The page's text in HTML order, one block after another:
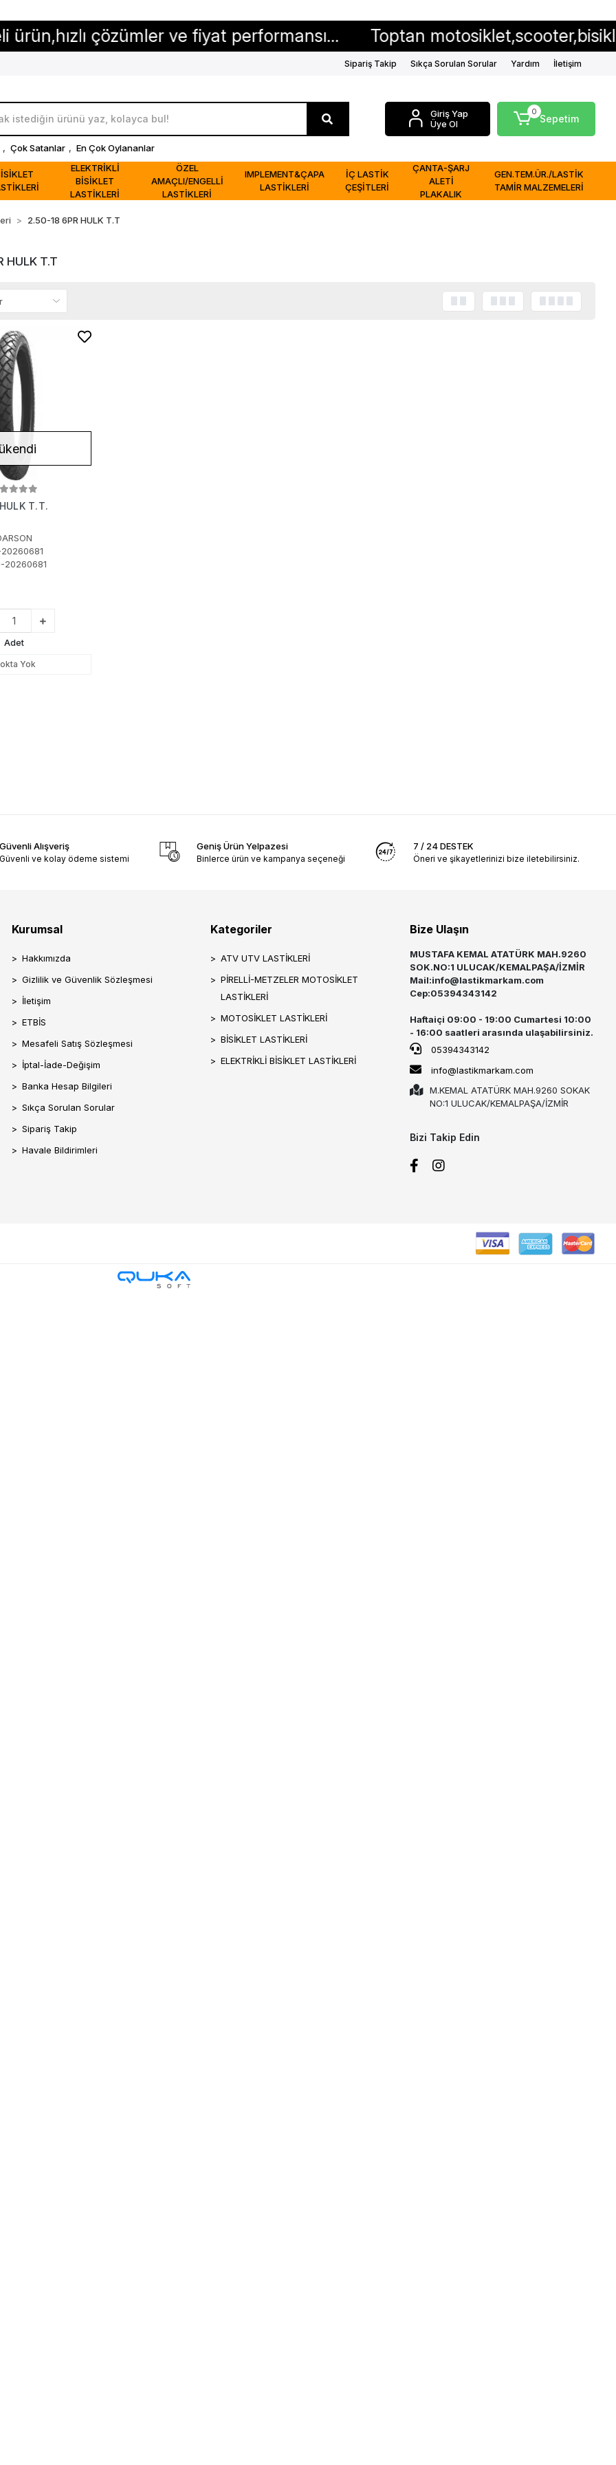
çözümler ve fiyat performansı... Toptan motosiklet,scooter,bisiklet iç
Sipariş Takip Sıkça Sorulan Sorular Yardım İletişim
, Çok Satanlar , En Çok Oylananlar
Giriş Yap
Üye Ol
0
Sepetim
ELEKTRİKLİ
BİSİKLET
LASTİKLERİ
ÖZEL
AMAÇLI/ENGELLİ
LASTİKLERİ
IMPLEMENT&ÇAPA
LASTİKLERİ
İÇ LASTİK
ÇEŞİTLERİ
ÇANTA-ŞARJ
ALETİ
PLAKALIK
GEN.TEM.ÜR./LASTİK
TAMİR MALZEMELERİ
2.50-18 6PR HULK T.T
HULK T.T
Stokta Yok
T.T.
20260681
Adet
Yok
Güvenli Alışveriş
Güvenli ve kolay ödeme sistemi
Geniş Ürün Yelpazesi
Binlerce ürün ve kampanya seçeneği
7 / 24 DESTEK
Öneri ve şikayetlerinizi bize iletebilirsiniz.
Kurumsal
Hakkımızda
Gizlilik ve Güvenlik Sözleşmesi
İletişim
ETBİS
Mesafeli Satış Sözleşmesi
İptal-İade-Değişim
Banka Hesap Bilgileri
Sıkça Sorulan Sorular
Sipariş Takip
Havale Bildirimleri
Kategoriler
ATV UTV LASTİKLERİ
PİRELLİ-METZELER MOTOSİKLET
LASTİKLERİ
MOTOSİKLET LASTİKLERİ
BİSİKLET LASTİKLERİ
ELEKTRİKLİ BİSİKLET LASTİKLERİ
Bize Ulaşın
MUSTAFA KEMAL ATATÜRK MAH.9260
SOK.NO:1 ULUCAK/KEMALPAŞA/İZMİR
Mail:info@lastikmarkam.com
Cep:05394343142
Haftaiçi 09:00 - 19:00 Cumartesi 10:00
- 16:00 saatleri arasında ulaşabilirsiniz.
05394343142
info@lastikmarkam.com
M.KEMAL ATATÜRK MAH.9260 SOKAK
NO:1 ULUCAK/KEMALPAŞA/İZMİR
Bizi Takip Edin